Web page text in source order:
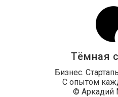
Тёмная
Бизнес.
С опытом
© Аркадий